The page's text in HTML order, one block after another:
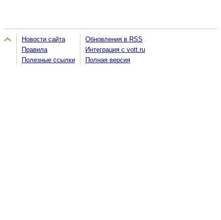
Новости сайта
Правила
Полезные ссылки
Обновления в RSS
Интеграция с vott.ru
Полная версия